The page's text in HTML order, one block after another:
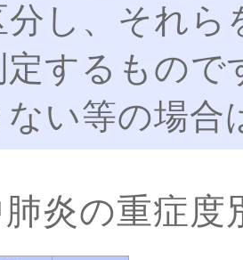
分し、それ
定するもの
い等の場合
炎の重症度